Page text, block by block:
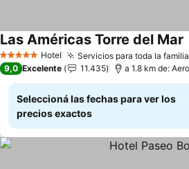
5 Estrellas Hotel Servicios para toda la familia
Las Américas Torre del Mar
9,0 Excelente 11.435
Seleccioná las fechas para ver los
precios exactos